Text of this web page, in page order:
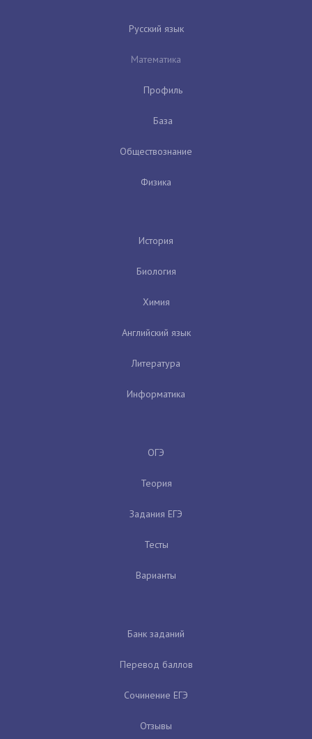
Русский язык
Математика
Профиль
База
Обществознание
Физика
История
Биология
Химия
Английский язык
Литература
Информатика
ОГЭ
Теория
Задания ЕГЭ
Тесты
Варианты
Банк заданий
Перевод баллов
Сочинение ЕГЭ
Отзывы